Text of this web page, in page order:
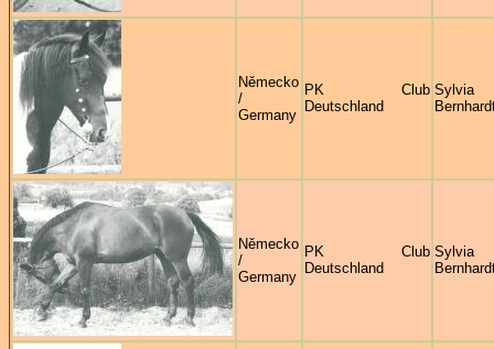
Německo
/
Germany
PK Club
Deutschland
Sylvia
Německo
/
Germany
PK Club
Deutschland
Sylvia